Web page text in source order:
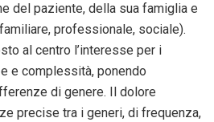
del paziente, della sua famiglia e
professionale, sociale).
al centro l’interesse per i
e complessità, ponendo
di genere. Il dolore
precise tra i generi, di frequenza,